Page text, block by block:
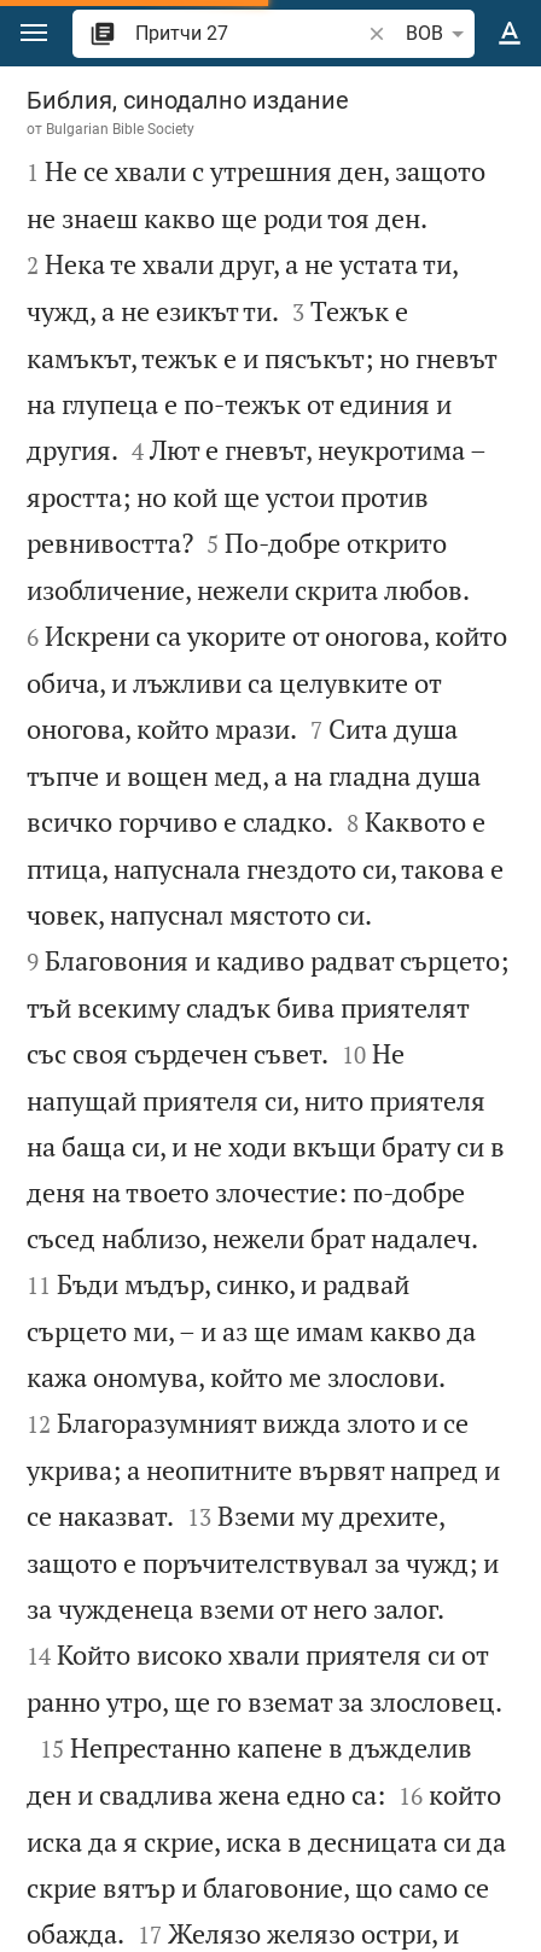
Преминете към съдържанието
Търсете стих или
BOB
Притчи 27
Библия, синодално издание
от Bulgarian Bible Society

1 Не се хвали с утрешния ден, защото
не знаеш какво ще роди тоя ден.
2 Нека те хвали друг, а не устата ти,
чужд, а не езикът ти. 

3 Тежък е
камъкът, тежък е и пясъкът; но гневът
на глупеца е по-тежък от единия и
другия. 

4 Лют е гневът, неукротима –
яростта; но кой ще устои против
ревнивостта?
5 По-добре открито
изобличение, нежели скрита любов.
6 Искрени са укорите от оногова, който
обича, и лъжливи са целувките от
оногова, който мрази. 

7 Сита душа
тъпче и вощен мед, а на гладна душа
всичко горчиво е сладко. 

8 Каквото е
птица, напуснала гнездото си, такова е
човек, напуснал мястото си.
9 Благовония и кадиво радват сърцето;
тъй всекиму сладък бива приятелят
със своя сърдечен съвет. 

10 Не
напущай приятеля си, нито приятеля
на баща си, и не ходи вкъщи брату си в
деня на твоето злочестие: по-добре
съсед наблизо, нежели брат надалеч.
11 Бъди мъдър, синко, и радвай
сърцето ми, – и аз ще имам какво да
кажа ономува, който ме злослови.
12 Благоразумният вижда злото и се
укрива; а неопитните вървят напред и
се наказват. 

13 Вземи му дрехите,
защото е поръчителствувал за чужд; и
за чужденеца вземи от него залог.
14 Който високо хвали приятеля си от
ранно утро, ще го вземат за злословец.

15 Непрестанно капене в дъжделив
ден и свадлива жена едно са: 

16 който
иска да я скрие, иска в десницата си да
скрие вятър и благовоние, що само се
обажда. 

17 Желязо желязо остри, и